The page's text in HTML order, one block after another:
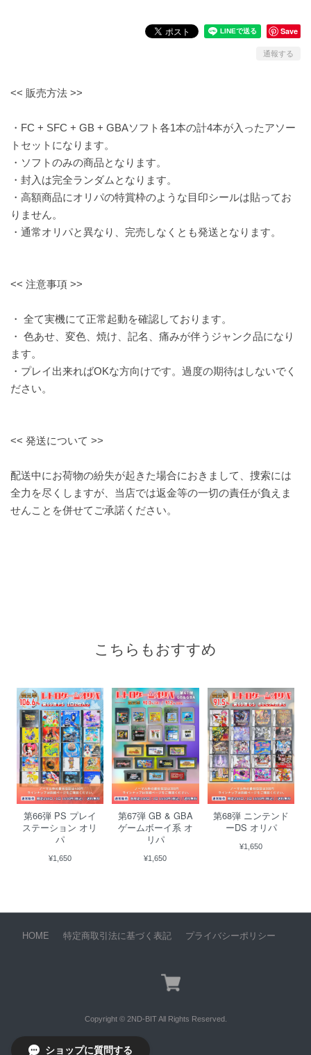
Save
通報する
<< 販売方法 >>
・FC + SFC + GB + GBAソフト各1本の計4本が入ったアソー
トセットになります。
・ソフトのみの商品となります。
・封入は完全ランダムとなります。
・高額商品にオリパの特賞枠のような目印シールは貼ってお
りません。
・通常オリパと異なり、完売しなくとも発送となります。
<< 注意事項 >>
・ 全て実機にて正常起動を確認しております。
・ 色あせ、変色、焼け、記名、痛みが伴うジャンク品になり
ます。
・プレイ出来ればOKな方向けです。過度の期待はしないでく
ださい。
<< 発送について >>
配送中にお荷物の紛失が起きた場合におきまして、捜索には
全力を尽くしますが、当店では返金等の一切の責任が負えま
せんことを併せてご承諾ください。
こちらもおすすめ
第66弾 PS プレイ
ステーション オリ
パ
¥1,650
第67弾 GB & GBA
ゲームボーイ系 オ
リパ
¥1,650
第68弾 ニンテンド
ーDS オリパ
¥1,650
HOME 特定商取引法に基づく表記 プライバシーポリシー
Copyright © 2ND-BIT All Rights Reserved.
ショップに質問する